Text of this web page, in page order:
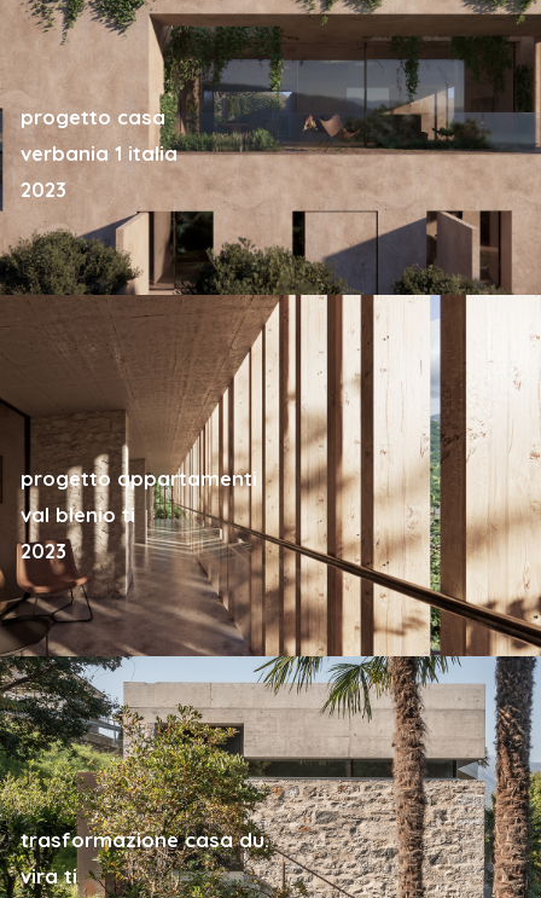
progetto casa
verbania 1 italia
2023
progetto appartamenti
val blenio ti
2023
trasformazione casa du.
vira ti